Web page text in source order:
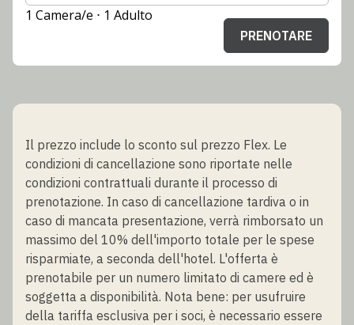
1 Camera/e ⋅ 1 Adulto
PRENOTARE
Il prezzo include lo sconto sul prezzo Flex. Le
condizioni di cancellazione sono riportate nelle
condizioni contrattuali durante il processo di
prenotazione. In caso di cancellazione tardiva o in
caso di mancata presentazione, verrà rimborsato un
massimo del 10% dell'importo totale per le spese
risparmiate, a seconda dell'hotel. L'offerta è
prenotabile per un numero limitato di camere ed è
soggetta a disponibilità. Nota bene: per usufruire
della tariffa esclusiva per i soci, è necessario essere